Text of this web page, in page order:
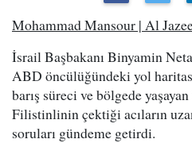
Mohammad Mansour | Al
İsrail Başbakanı Binyamin
ABD öncülüğündeki yol
barış süreci ve bölgede
Filistinlinin çektiği acıların
soruları gündeme getirdi.